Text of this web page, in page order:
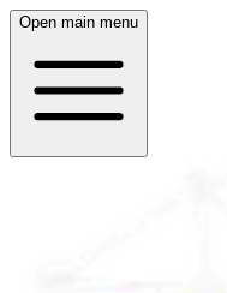
Open main menu